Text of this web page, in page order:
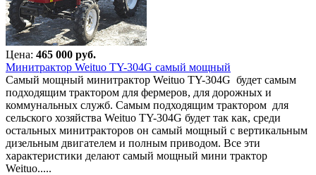
Цена: 465 000 руб.
Минитрактор Weituo TY-304G самый мощный
Самый мощный минитрактор Weituo TY-304G будет самым
подходящим трактором для фермеров, для дорожных и
коммунальных служб. Самым подходящим трактором для
сельского хозяйства Weituo TY-304G будет так как, среди
остальных минитракторов он самый мощный с вертикальным
дизельным двигателем и полным приводом. Все эти
характеристики делают самый мощный мини трактор
Weituo.....